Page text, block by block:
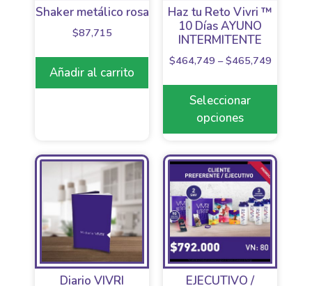
Shaker metálico rosa
$87,715
Añadir al carrito
Haz tu Reto Vivri ™
10 Días AYUNO
INTERMITENTE
$464,749 –$465,749
Seleccionar
opciones
Diario VIVRI EJECUTIVO /